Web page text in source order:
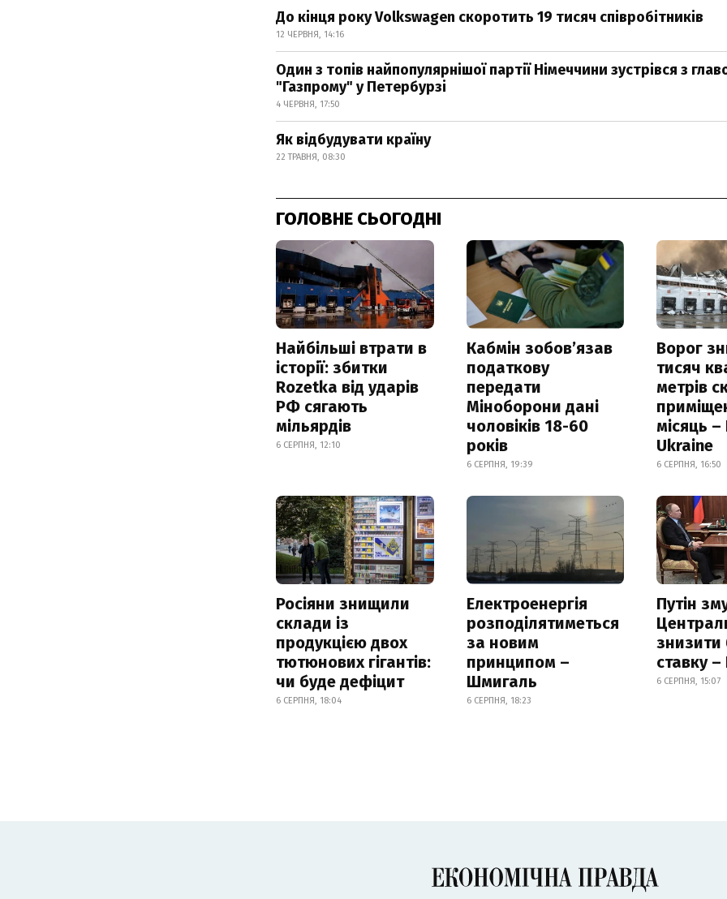
До кінця року Volkswagen скоротить 19 тисяч співробітників
12 ЧЕРВНЯ, 14:16
Один з топів найпопулярнішої партії Німеччини зустрівся з
"Газпрому" у Петербурзі
4 ЧЕРВНЯ, 17:50
Як відбудувати країну
22 ТРАВНЯ, 08:30
ГОЛОВНЕ СЬОГОДНІ
Найбільші втрати в
історії: збитки
Rozetka від ударів
РФ сягають
мільярдів
6 СЕРПНЯ, 12:10
Кабмін зобовʼязав
податкову
передати
Міноборони дані
чоловіків 18-60
років
6 СЕРПНЯ, 19:39
Ворог
тисяч
метрів
місяць
Ukraine
6 СЕРПНЯ, 16:50
Росіяни знищили
склади із
продукцією двох
тютюнових гігантів:
чи буде дефіцит
6 СЕРПНЯ, 18:04
Електроенергія
розподілятиметься
за новим
принципом –
Шмигаль
6 СЕРПНЯ, 18:23
Путін
знизити
ставку
6 СЕРПНЯ, 15:07